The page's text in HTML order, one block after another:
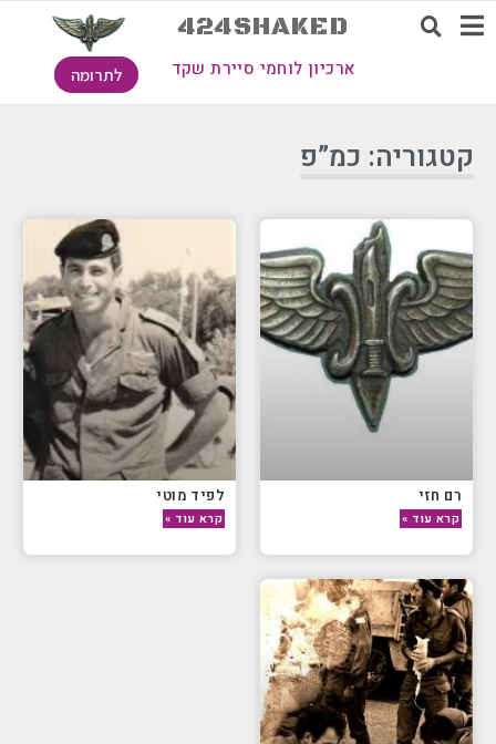
424SHAKED
ארכיון לוחמי סיירת שקד לתרומה
קטגוריה: כמ”פ
רם חזי
קרא עוד »
לפיד מוטי
קרא עוד »